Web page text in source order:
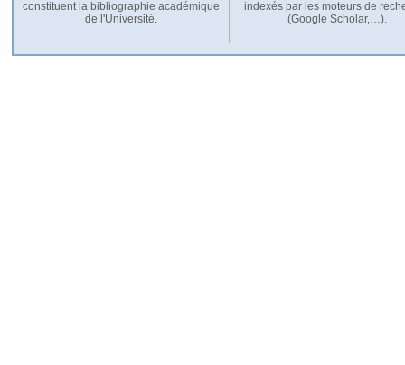
constituent la bibliographie académique
de l'Université.
indexés par les moteurs de
(Google Scholar,…).